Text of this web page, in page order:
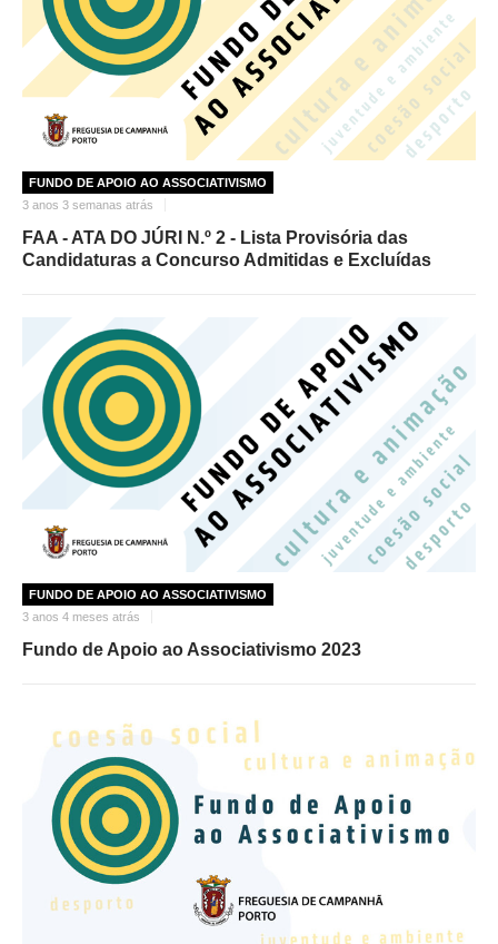
FUNDO DE APOIO AO ASSOCIATIVISMO
3 anos 3 semanas atrás
FAA - ATA DO JÚRI N.º 2 - Lista Provisória das
Candidaturas a Concurso Admitidas e Excluídas
FUNDO DE APOIO AO ASSOCIATIVISMO
3 anos 4 meses atrás
Fundo de Apoio ao Associativismo 2023